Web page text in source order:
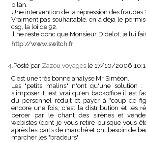
bilan.
Une intervention de la répression des fraudes
Vraiment pas souhaitable, on a déja le
csg, la loi de 92.
il ne reste donc que Monsieur Didelot, je lui
http://www.switch.fr
4. Posté par Zazou voyages le 17/10/2006
C'est une très bonne analyse Mr Siméon.
Les "petits malins" n'ont qu'une solution
s'imposer. Il est vrai qu'en backoffice il est
du personnel réduit et payer à "coup de
encore une fois, c'est la distribution et les
bercer par le chant des sirènes et
webistes (dont je vous retire puisque vous
après les parts de marché et ont besoin de
marcher les "bradeurs".